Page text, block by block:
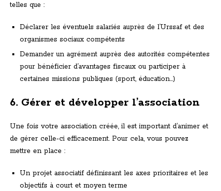
telles que :
Déclarer les éventuels salariés auprès de l’Urssaf et des
organismes sociaux compétents
Demander un agrément auprès des autorités compétentes
pour bénéficier d’avantages fiscaux ou participer à
certaines missions publiques (sport, éducation…)
6. Gérer et développer l’association
Une fois votre association créée, il est important d’animer et
de gérer celle-ci efficacement. Pour cela, vous pouvez
mettre en place :
Un projet associatif définissant les axes prioritaires et les
objectifs à court et moyen terme